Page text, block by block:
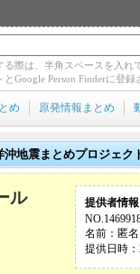
際は、半角スペースを入れ
Google Person Finderに登録
め 原発情報まとめ
地震まとめプロジェク
ル
提供者情報
名前：匿
提供日時：